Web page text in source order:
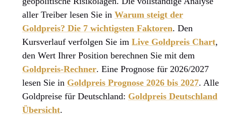
aller Treiber lesen Sie in Warum steigt der
Goldpreis? Die 7 wichtigsten Faktoren. Den
Kursverlauf verfolgen Sie im Live Goldpreis Chart,
den Wert Ihrer Position berechnen Sie mit dem
Goldpreis-Rechner. Eine Prognose für 2026/2027
lesen Sie in Goldpreis Prognose 2026 bis 2027. Alle
Goldpreise für Deutschland: Goldpreis Deutschland
Übersicht.